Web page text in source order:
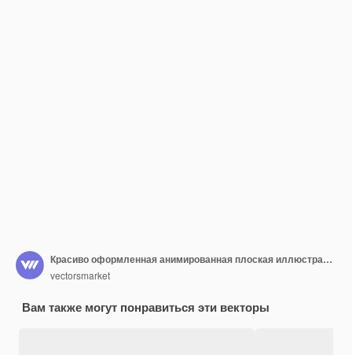
Красиво оформленная анимированная плоская иллюстрация флейтиста
vectorsmarket
Вам также могут понравиться эти векторы